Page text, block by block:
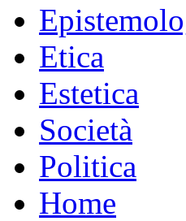
Etica
Estetica
Società
Politica
Home